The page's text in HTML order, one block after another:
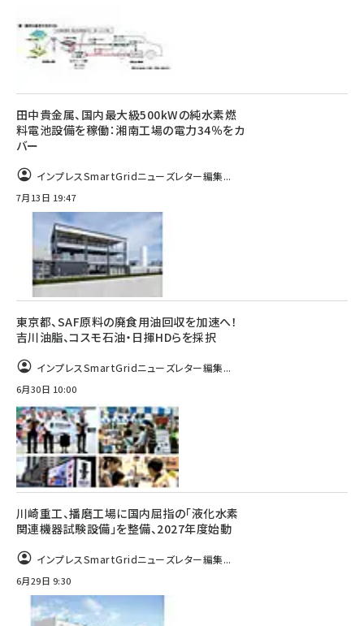
田中貴金属、国内最大級500kWの純水素燃
料電池設備を稼働：湘南工場の電力34％をカ
バー
インプレスSmartGridニューズレター編集...
7月13日 19:47
東京都、SAF原料の廃食用油回収を加速へ！
吉川油脂、コスモ石油・日揮HDらを採択
インプレスSmartGridニューズレター編集...
6月30日 10:00
川崎重工、播磨工場に国内屈指の「液化水素
関連機器試験設備」を整備、2027年度始動
インプレスSmartGridニューズレター編集...
6月29日 9:30